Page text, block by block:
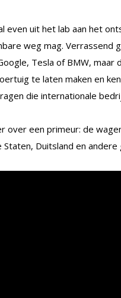
even uit het lab aan het
weg mag.
Tesla of BMW,
te laten maken en
die internationale
over een primeur: de
Staten, Duitsland en